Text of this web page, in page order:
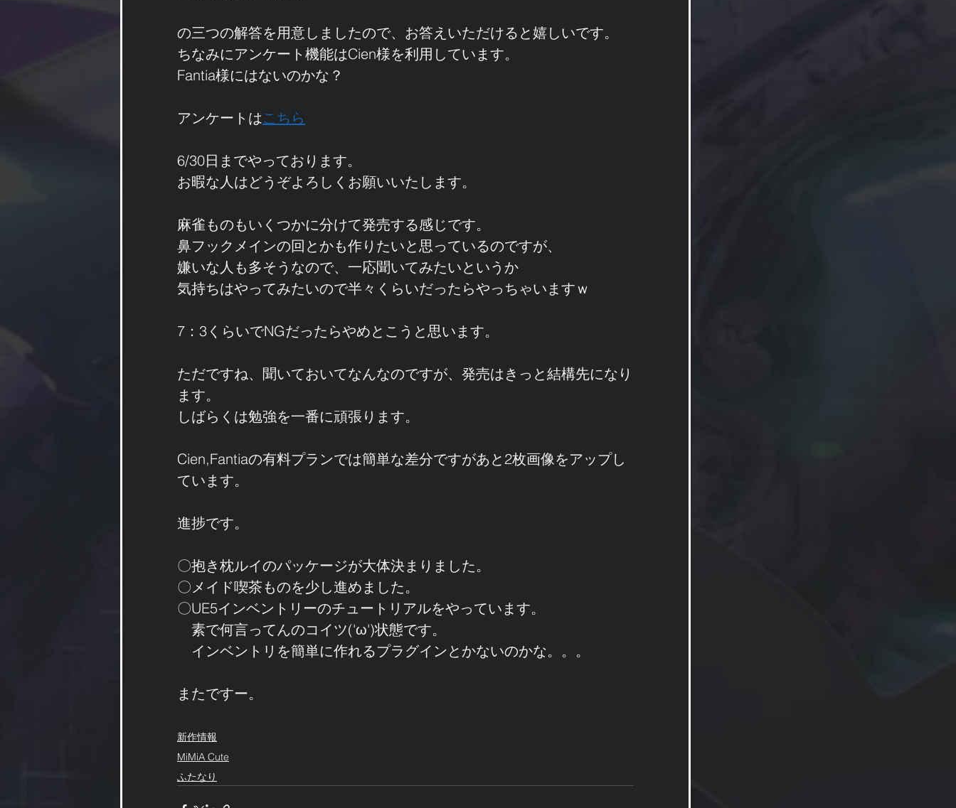
の三つの解答を用意しましたので、お答えいただけると嬉しいです。
ちなみにアンケート機能はCien様を利用しています。
Fantia様にはないのかな？
アンケートはこちら
6/30日までやっております。
お暇な人はどうぞよろしくお願いいたします。
麻雀ものもいくつかに分けて発売する感じです。
鼻フックメインの回とかも作りたいと思っているのですが、
嫌いな人も多そうなので、一応聞いてみたいというか
気持ちはやってみたいので半々くらいだったらやっちゃいますｗ
7：3くらいでNGだったらやめとこうと思います。
ただですね、聞いておいてなんなのですが、発売はきっと結構先になり
ます。
しばらくは勉強を一番に頑張ります。
Cien,Fantiaの有料プランでは簡単な差分ですがあと2枚画像をアップし
ています。
進捗です。
〇抱き枕ルイのパッケージが大体決まりました。
〇メイド喫茶ものを少し進めました。
〇UE5インベントリーのチュートリアルをやっています。
素で何言ってんのコイツ('ω')状態です。
インベントリを簡単に作れるプラグインとかないのかな。。。
またですー。
新作情報
MiMiA Cute
ふたなり